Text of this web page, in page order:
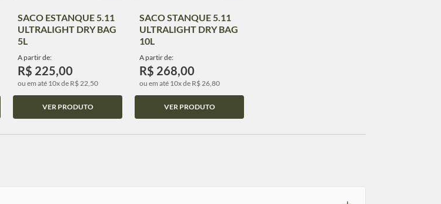
SACO ESTANQUE 5.11
ULTRALIGHT DRY BAG
5L
A partir de:
R$ 225,00
ou em até 10x de R$ 22,50
VER PRODUTO
SACO STANQUE 5.11
ULTRALIGHT DRY BAG
10L
A partir de:
R$ 268,00
ou em até 10x de R$ 26,80
VER PRODUTO